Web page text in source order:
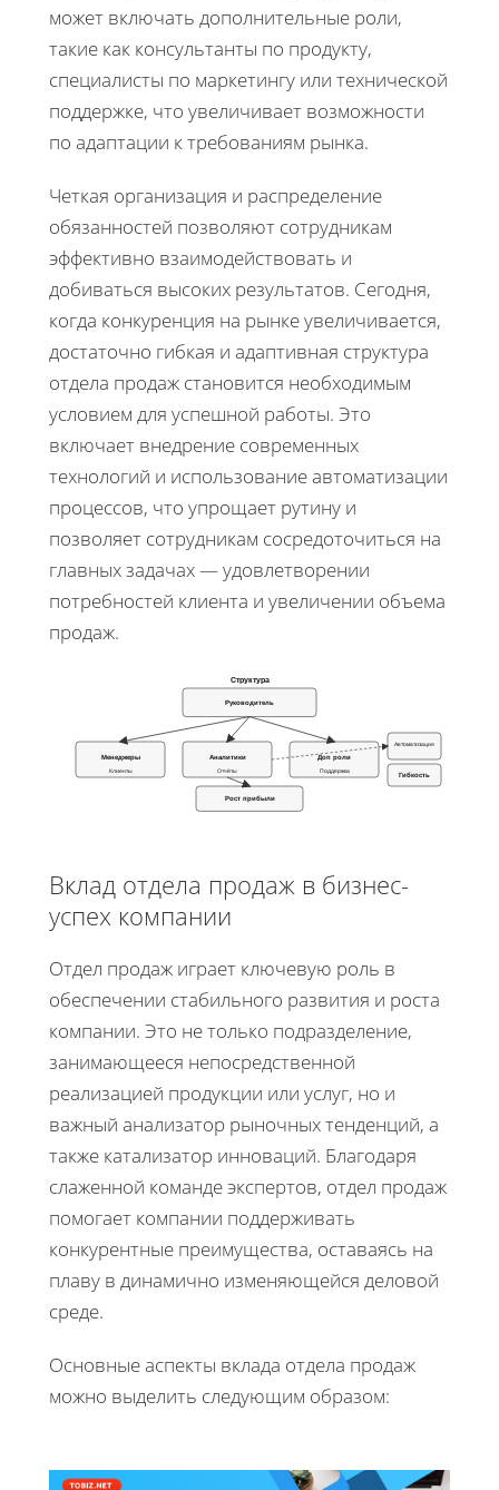
может включать дополнительные роли,
такие как консультанты по продукту,
специалисты по маркетингу или технической
поддержке, что увеличивает возможности
по адаптации к требованиям рынка.
Четкая организация и распределение
обязанностей позволяют сотрудникам
эффективно взаимодействовать и
добиваться высоких результатов. Сегодня,
когда конкуренция на рынке увеличивается,
достаточно гибкая и адаптивная структура
отдела продаж становится необходимым
условием для успешной работы. Это
включает внедрение современных
технологий и использование автоматизации
процессов, что упрощает рутину и
позволяет сотрудникам сосредоточиться на
главных задачах — удовлетворении
потребностей клиента и увеличении объема
продаж.
Структура
Руководитель
Менеджеры Аналитики Доп роли
Автоматизация
Гибкость
Рост прибыли
Клиенты Отчёты Поддержка
Вклад отдела продаж в бизнес-
успех компании
Отдел продаж играет ключевую роль в
обеспечении стабильного развития и роста
компании. Это не только подразделение,
занимающееся непосредственной
реализацией продукции или услуг, но и
важный анализатор рыночных тенденций, а
также катализатор инноваций. Благодаря
слаженной команде экспертов, отдел продаж
помогает компании поддерживать
конкурентные преимущества, оставаясь на
плаву в динамично изменяющейся деловой
среде.
Основные аспекты вклада отдела продаж
можно выделить следующим образом: